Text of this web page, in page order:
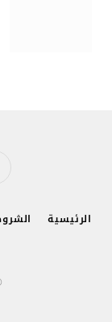
الرئيسية
©